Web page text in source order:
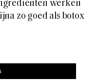
werken
zo goed als botox